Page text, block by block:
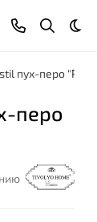
пух-перо
перо